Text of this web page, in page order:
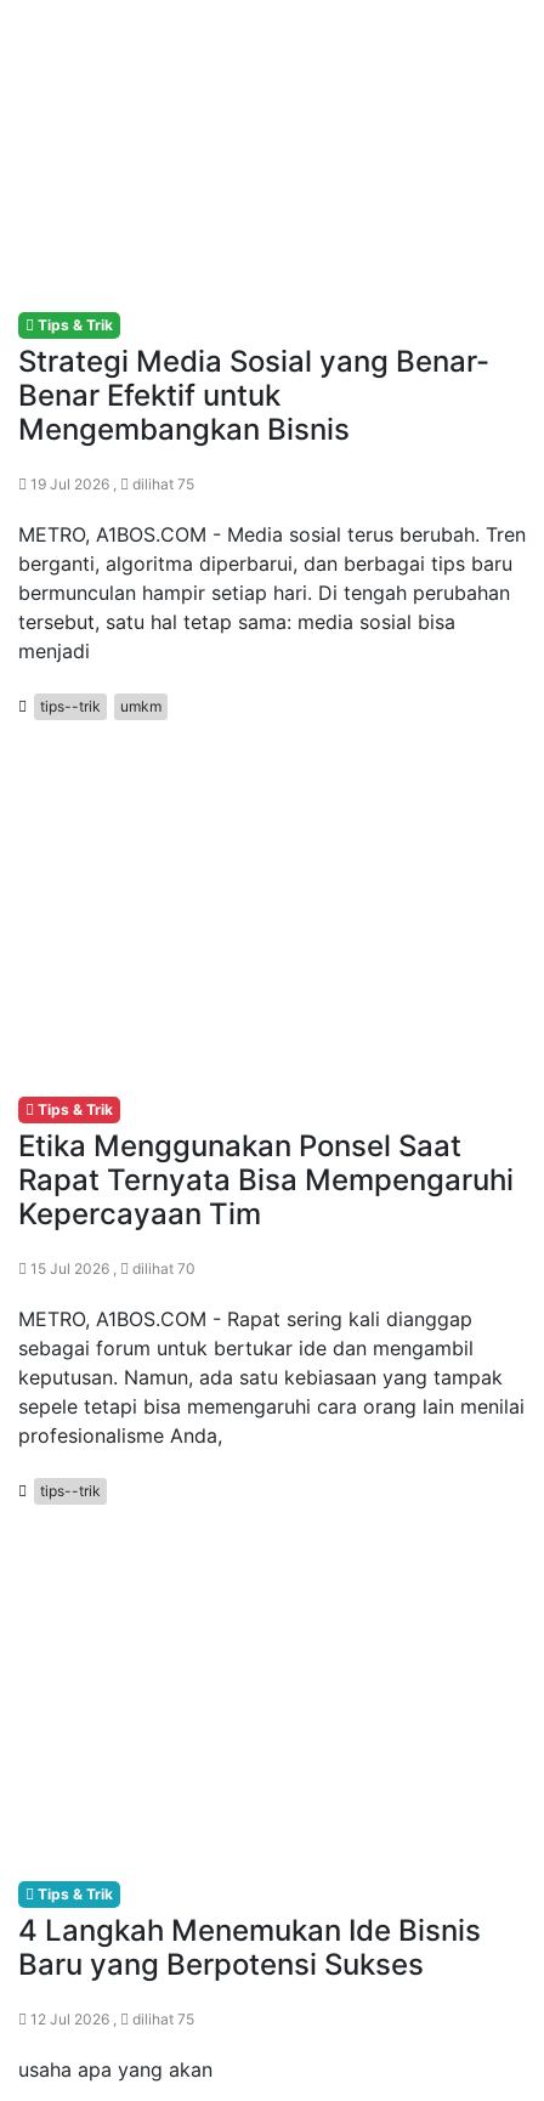
Tips & Trik
Strategi Media Sosial yang Benar-
Benar Efektif untuk
Mengembangkan Bisnis
19 Jul 2026 , dilihat 75
METRO, A1BOS.COM - Media sosial terus berubah. Tren
berganti, algoritma diperbarui, dan berbagai tips baru
bermunculan hampir setiap hari. Di tengah perubahan
tersebut, satu hal tetap sama: media sosial bisa
menjadi
tips--trik umkm
Tips & Trik
Etika Menggunakan Ponsel Saat
Rapat Ternyata Bisa Mempengaruhi
Kepercayaan Tim
15 Jul 2026 , dilihat 70
METRO, A1BOS.COM - Rapat sering kali dianggap
sebagai forum untuk bertukar ide dan mengambil
keputusan. Namun, ada satu kebiasaan yang tampak
sepele tetapi bisa memengaruhi cara orang lain menilai
profesionalisme Anda,
tips--trik
Tips & Trik
4 Langkah Menemukan Ide Bisnis
Baru yang Berpotensi Sukses
12 Jul 2026 , dilihat 75
usaha apa yang akan